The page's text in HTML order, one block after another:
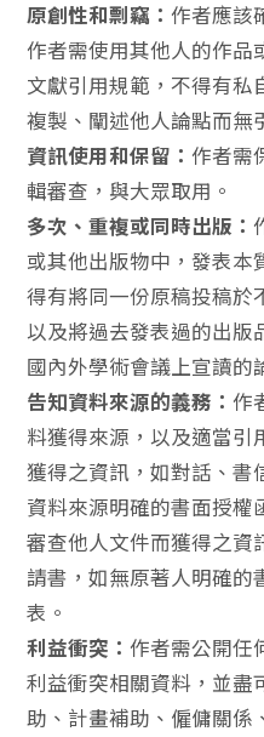
原創性和剽竊： 作者應該
作者需使用其他人的作品
文獻引用規範，不得有私
複製、闡述他人論點而無
資訊使用和保留： 作者需
輯審查，與大眾取用。
多次、重複或同時出版：
或其他出版物中，發表本
得有將同一份原稿投稿於
以及將過去發表過的出版
國內外學術會議上宣讀的
告知資料來源的義務： 作
料獲得來源，以及適當引
獲得之資訊，如對話、書
資料來源明確的書面授權
審查他人文件而獲得之資
請書，如無原著人明確的
表。
利益衝突： 作者需公開任
利益衝突相關資料，並盡
助、計畫補助、僱傭關係